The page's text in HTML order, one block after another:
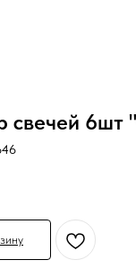
свечей 6шт